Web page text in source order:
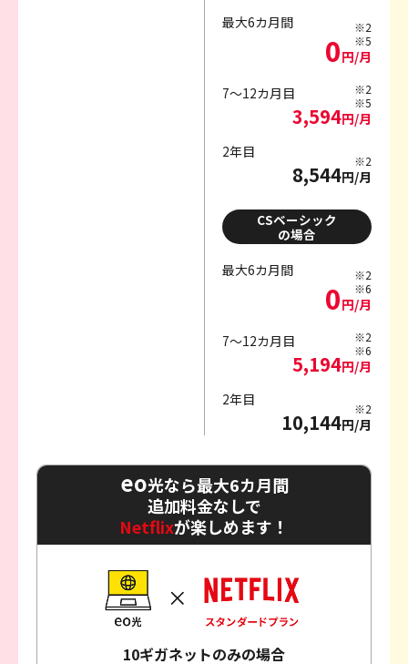
最大6カ月間
0円/月
※2
※5
7～12カ月目
3,594円/月
※2
※5
2年目
8,544円/月
※2
CSベーシック
の場合
最大6カ月間
0円/月
※2
※6
7～12カ月目
5,194円/月
※2
※6
2年目
10,144円/月
※2
eo光なら最大6カ月間
追加料金なしで
Netflixが楽しめます！
10ギガネットのみの場合